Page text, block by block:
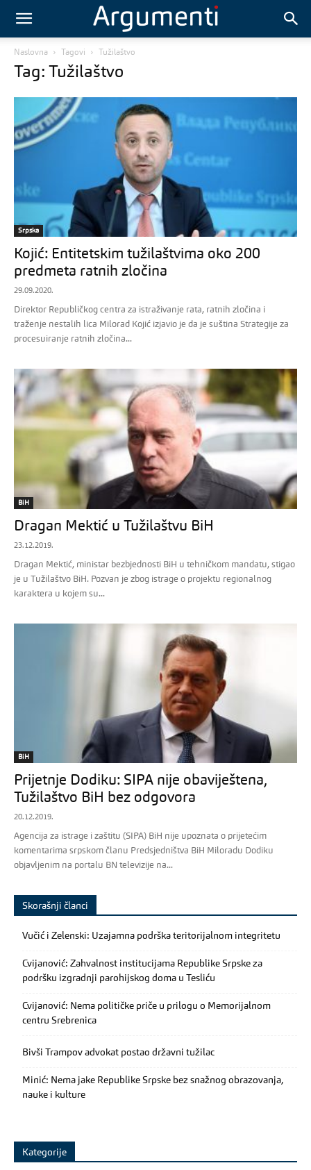
Naslovna Tagovi Tužilaštvo
Tag: Tužilaštvo
Srpska
Kojić: Entitetskim tužilaštvima oko 200
predmeta ratnih zločina
29.09.2020.
Direktor Republičkog centra za istraživanje rata, ratnih zločina i
traženje nestalih lica Milorad Kojić izjavio je da je suština Strategije za
procesuiranje ratnih zločina...
BiH
Dragan Mektić u Tužilaštvu BiH
23.12.2019.
Dragan Mektić, ministar bezbjednosti BiH u tehničkom mandatu, stigao
je u Tužilaštvo BiH. Pozvan je zbog istrage o projektu regionalnog
karaktera u kojem su...
BiH
Prijetnje Dodiku: SIPA nije obaviještena,
Tužilaštvo BiH bez odgovora
20.12.2019.
Agencija za istrage i zaštitu (SIPA) BiH nije upoznata o prijetećim
komentarima srpskom članu Predsjedništva BiH Miloradu Dodiku
objavljenim na portalu BN televizije na...
Skorašnji članci
Vučić i Zelenski: Uzajamna podrška teritorijalnom integritetu
Cvijanović: Zahvalnost institucijama Republike Srpske za
podršku izgradnji parohijskog doma u Tesliću
Cvijanović: Nema političke priče u prilogu o Memorijalnom
centru Srebrenica
Bivši Trampov advokat postao državni tužilac
Minić: Nema jake Republike Srpske bez snažnog obrazovanja,
nauke i kulture
Kategorije